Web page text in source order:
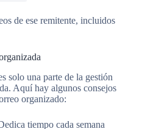
de ese remitente, incluidos
solo una parte de la gestión
Aquí hay algunos consejos
organizado:
tiempo cada semana